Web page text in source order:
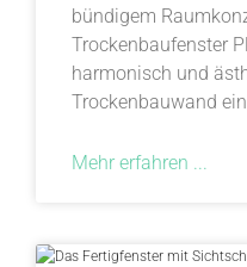
bündigem
Trockenbaufenster
harmonisch und
Trockenbauwand ein.
Mehr erfahren ...